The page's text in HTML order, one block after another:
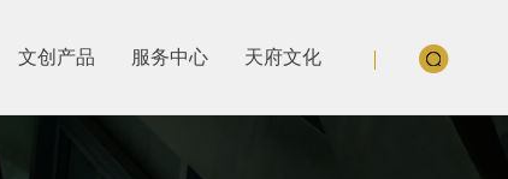
文创产品 服务中心 天府文化